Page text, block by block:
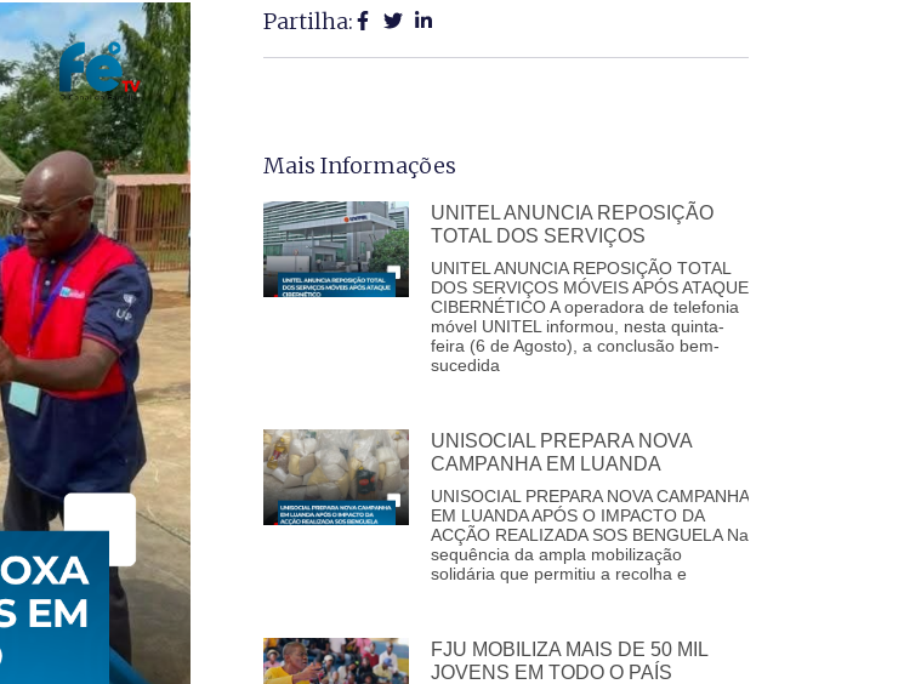
Partilha:
Mais Informações
UNITEL ANUNCIA REPOSIÇÃO
TOTAL DOS SERVIÇOS
UNITEL ANUNCIA REPOSIÇÃO TOTAL
DOS SERVIÇOS MÓVEIS APÓS ATAQUE
CIBERNÉTICO A operadora de telefonia
móvel UNITEL informou, nesta quinta-
feira (6 de Agosto), a conclusão bem-
sucedida
UNISOCIAL PREPARA NOVA
CAMPANHA EM LUANDA
UNISOCIAL PREPARA NOVA CAMPANHA
EM LUANDA APÓS O IMPACTO DA
ACÇÃO REALIZADA SOS BENGUELA Na
sequência da ampla mobilização
solidária que permitiu a recolha e
FJU MOBILIZA MAIS DE 50 MIL
JOVENS EM TODO O PAÍS